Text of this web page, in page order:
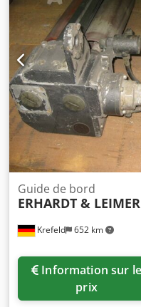
Krefeld 652 km
Guide de bord
ERHARDT & LEIMER
prix